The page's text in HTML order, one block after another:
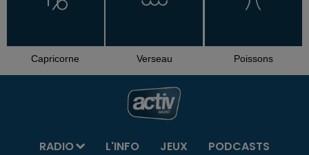
Capricorne Verseau Poissons
RADIO L'INFO JEUX
PODCASTS